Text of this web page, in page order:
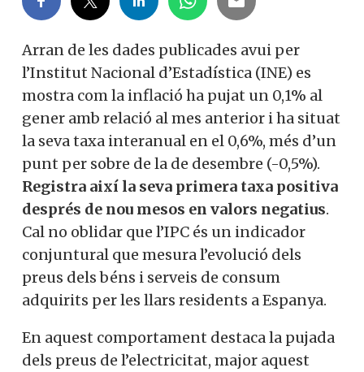
Arran de les dades publicades avui per
l’Institut Nacional d’Estadística (INE) es
mostra com la inflació ha pujat un 0,1% al
gener amb relació al mes anterior i ha situat
la seva taxa interanual en el 0,6%, més d’un
punt per sobre de la de desembre (-0,5%).
Registra així la seva primera taxa positiva
després de nou mesos en valors negatius.
Cal no oblidar que l’IPC és un indicador
conjuntural que mesura l’evolució dels
preus dels béns i serveis de consum
adquirits per les llars residents a Espanya.
En aquest comportament destaca la pujada
dels preus de l’electricitat, major aquest